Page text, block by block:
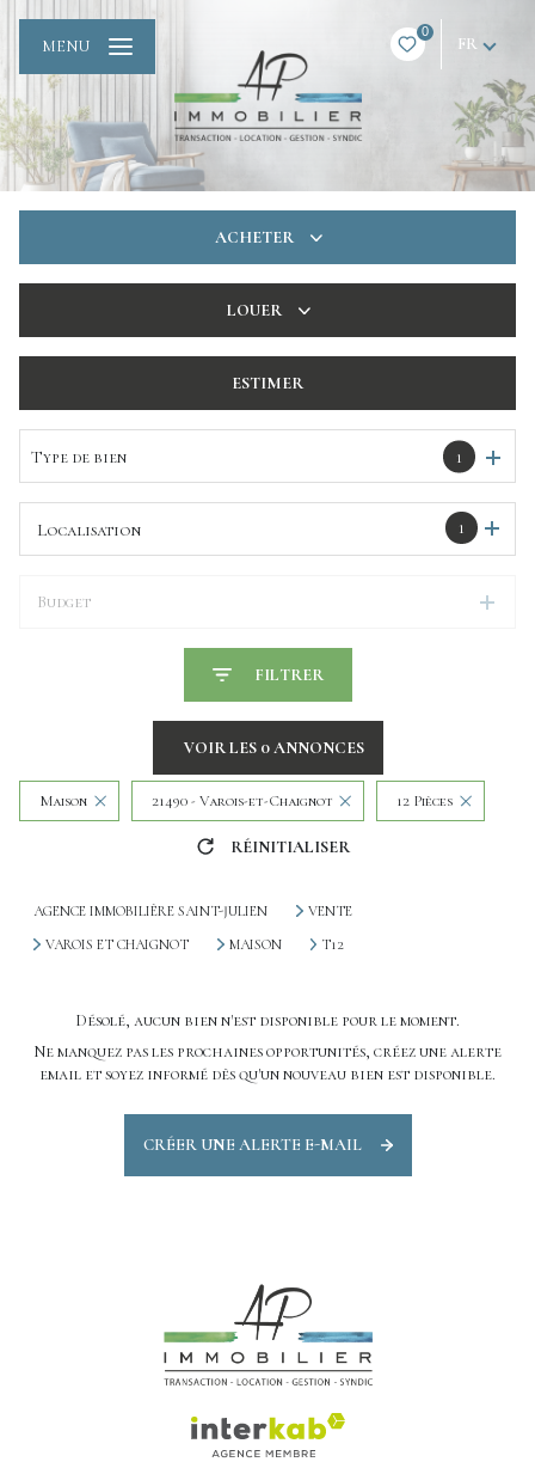
0
FR
MENU
ACHETER
LOUER
ESTIMER
Type de bien 1
1
Localisation
Budget
FILTRER
VOIR LES 0ANNONCES
Maison 21490 - Varois-et-Chaignot 12 Pièces
RÉINITIALISER
AGENCE IMMOBILIÈRE SAINT-JULIEN
VENTE
VAROIS ET CHAIGNOT
MAISON T12
Désolé, aucun bien n'est disponible pour le moment.
Ne manquez pas les prochaines opportunités, créez une alerte
email et soyez informé dès qu'un nouveau bien est disponible.
CRÉER UNE ALERTE E-MAIL